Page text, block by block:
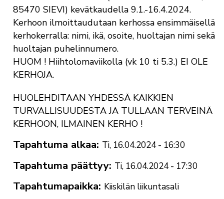
85470 SIEVI) kevätkaudella 9.1.-16.4.2024.
Kerhoon ilmoittaudutaan kerhossa ensimmäisellä
kerhokerralla: nimi, ikä, osoite, huoltajan nimi sekä
huoltajan puhelinnumero.
HUOM ! Hiihtolomaviikolla (vk 10 ti 5.3.) EI OLE
KERHOJA.
HUOLEHDITAAN YHDESSÄ KAIKKIEN
TURVALLISUUDESTA JA TULLAAN TERVEINÄ
KERHOON, ILMAINEN KERHO !
Tapahtuma alkaa Ti, 16.04.2024 - 16:30
Tapahtuma päättyy Ti, 16.04.2024 - 17:30
Tapahtumapaikka Kiiskilän liikuntasali